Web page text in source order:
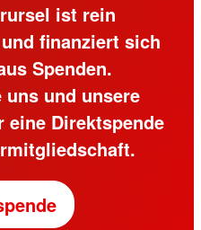
ist rein
finanziert sich
Spenden.
uns und unsere
eine Direktspende